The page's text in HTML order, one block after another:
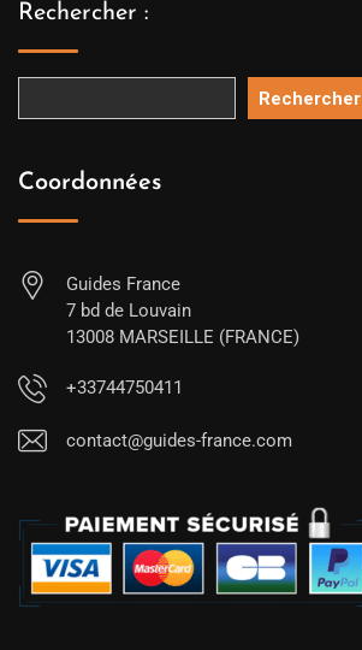
Rechercher :
Rechercher
Coordonnées
Guides France
7 bd de Louvain
13008 MARSEILLE (FRANCE)
+33744750411
contact@guides-france.com